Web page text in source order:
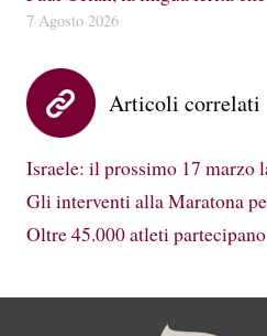
7 Agosto 2026
Articoli correlati
Israele: il prossimo 17 marzo
Gli interventi alla Maratona
Oltre 45.000 atleti